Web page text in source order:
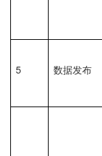
5 数据发布